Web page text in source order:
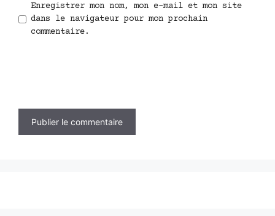
Enregistrer mon nom, mon e-mail et mon site
dans le navigateur pour mon prochain
commentaire.